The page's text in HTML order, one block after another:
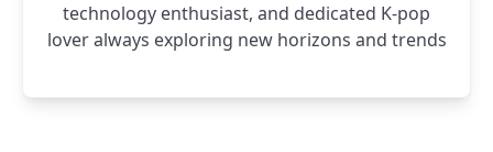
technology enthusiast, and dedicated K-pop
lover always exploring new horizons and trends